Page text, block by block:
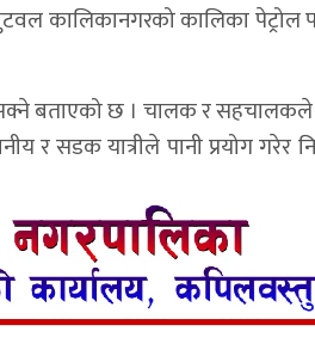
कालिकानगरको कालिका पेट्रोल
बताएको छ । चालक र सहचालकले
र सडक यात्रीले पानी प्रयोग गरेर